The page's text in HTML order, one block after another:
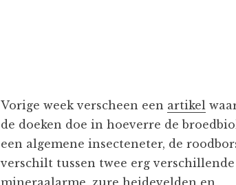
Vorige week verscheen een artikel
de doeken doe in hoeverre de
een algemene insecteneter, de
verschilt tussen twee erg